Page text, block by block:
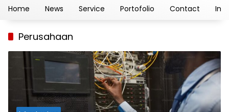
Home News Service Portofolio Contact
Perusahaan